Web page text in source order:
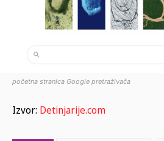
početna stranica Google pretraživača
Izvor: Detinjarije.com